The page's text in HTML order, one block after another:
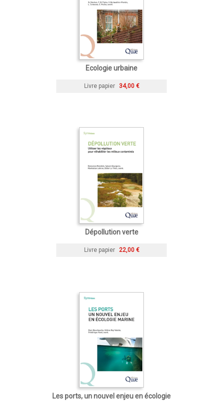
Ecologie urbaine
Livre papier 34,00 €
Dépollution verte
Livre papier 22,00 €
Les ports, un nouvel enjeu en écologie